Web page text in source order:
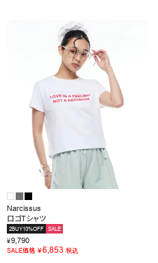
Narcissus
ロゴTシャツ
2BUY10%OFF SALE
¥9,790
SALE価格 ¥6,853 税込